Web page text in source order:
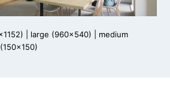
large (960x540)
medium